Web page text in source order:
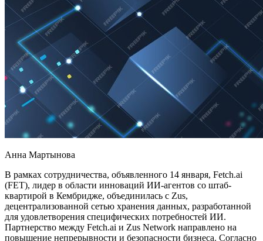
Анна Мартынова
В рамках сотрудничества, объявленного 14 января, Fetch.ai
(FET), лидер в области инноваций ИИ-агентов со штаб-
квартирой в Кембридже, объединилась с Zus,
децентрализованной сетью хранения данных, разработанной
для удовлетворения специфических потребностей ИИ.
Партнерство между Fetch.ai и Zus Network направлено на
повышение непрерывности и безопасности бизнеса. Согласно